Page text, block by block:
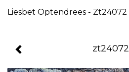
Liesbet Optendrees - Zt24072
zt24072